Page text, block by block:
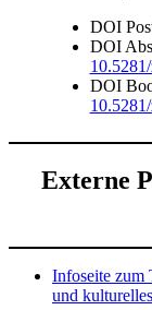
DOI
DOI
DOI
Externe
Infoseite zum
und